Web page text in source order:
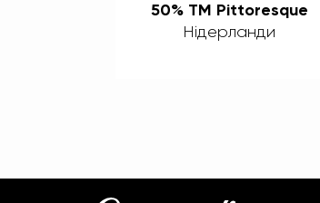
50% ТМ Pittoresque
Нідерланди